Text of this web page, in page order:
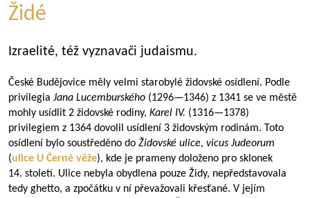
Židé
Izraelité, též vyznavači judaismu.
České Budějovice měly velmi starobylé židovské osídlení. Podle
privilegia Jana Lucemburského (1296—1346) z 1341 se ve městě
mohly usídlit 2 židovské rodiny, Karel IV. (1316—1378)
privilegiem z 1364 dovolil usídlení 3 židovským rodinám. Toto
osídlení bylo soustředěno do Židovské ulice, vicus Judeorum
(ulice U Černé věže), kde je prameny doloženo pro sklonek
14. století. Ulice nebyla obydlena pouze Židy, nepředstavovala
tedy ghetto, a zpočátku v ní převažovali křesťané. V jejím